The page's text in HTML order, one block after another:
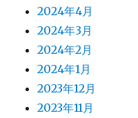
2024年4月
2024年3月
2024年2月
2024年1月
2023年12月
2023年11月